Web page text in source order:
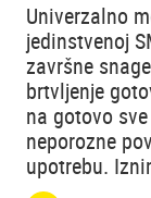
Univerzalno
jedinstvenoj
završne
brtvljenje
na gotovo
neporozne
upotrebu.